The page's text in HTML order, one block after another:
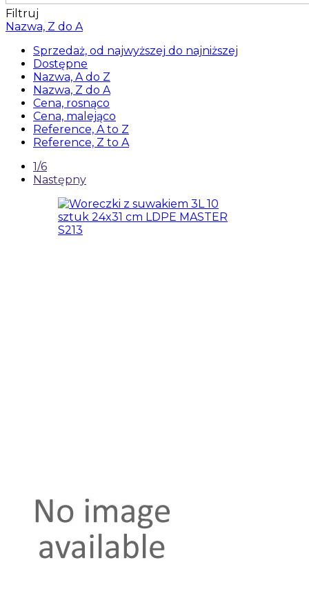
Filtruj
Nazwa, Z do A
Sprzedaż, od najwyższej do najniższej
Dostępne
Nazwa, A do Z
Nazwa, Z do A
Cena, rosnąco
Cena, malejąco
Reference, A to Z
Reference, Z to A
1/6
Następny